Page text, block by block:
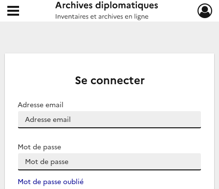
Archives diplomatiques
Ouvrir le menu déroulant
Se connecter
Adresse email
Mot de passe
Mot de passe oublié